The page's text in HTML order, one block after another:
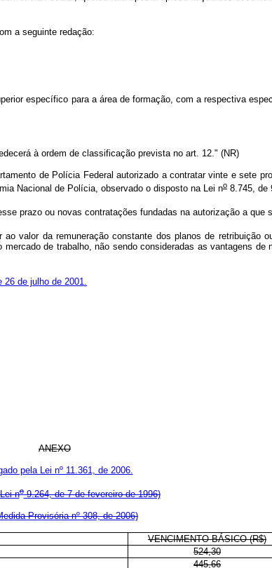
a seguinte redação:
específico para a área de formação, com a respectiva
à ordem de classificação prevista no art. 12." (NR)
de Polícia Federal autorizado a contratar vinte e sete
Nacional de Polícia, observado o disposto na Lei no 8.745, de
prazo ou novas contratações fundadas na autorização a que
valor da remuneração constante dos planos de retribuição
de trabalho, não sendo consideradas as vantagens
26 de julho de 2001.
ANEXO
pela Lei nº 11.361, de 2006.
no9.264, de 7 de fevereiro de 1996)
Provisória nº 308, de 2006)
VENCIMENTO BÁSICO (R$)
524,30
445,66